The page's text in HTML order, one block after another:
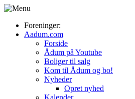
Foreninger:
Aadum.com
Forside
Ådum på Youtube
Boliger til salg
Kom til Ådum og bo!
Nyheder
Opret nyhed
Kalender